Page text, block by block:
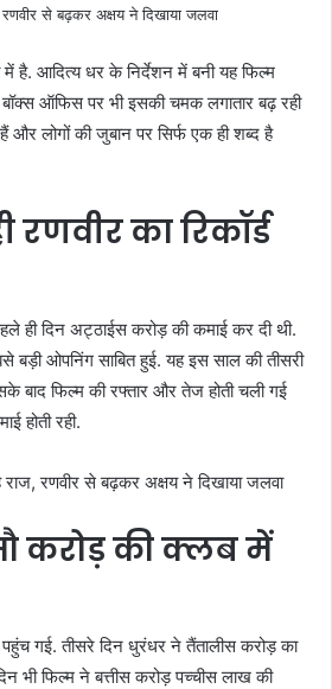
में है. आदित्य धर के निर्देशन में बनी यह फिल्म
ऑफिस पर भी इसकी चमक लगातार बढ़ रही
और लोगों की जुबान पर सिर्फ एक ही शब्द है
का रिकॉर्ड
ही दिन अट्ठाईस करोड़ की कमाई कर दी थी.
बड़ी ओपनिंग साबित हुई. यह इस साल की तीसरी
बाद फिल्म की रफ्तार और तेज होती चली गई
होती रही.
करोड़ की क्लब में
गई. तीसरे दिन धुरंधर ने तैंतालीस करोड़ का
भी फिल्म ने बत्तीस करोड़ पच्चीस लाख की